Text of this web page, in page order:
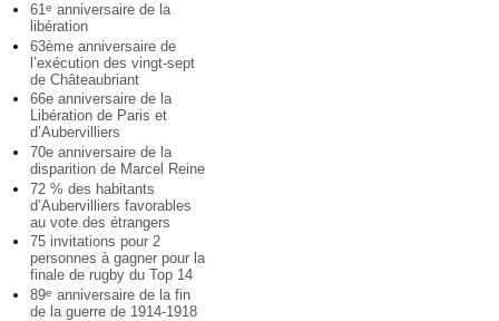
61e anniversaire de la
libération
63ème anniversaire de
l’exécution des vingt-sept
de Châteaubriant
66e anniversaire de la
Libération de Paris et
d’Aubervilliers
70e anniversaire de la
disparition de Marcel Reine
72 % des habitants
d’Aubervilliers favorables
au vote des étrangers
75 invitations pour 2
personnes à gagner pour la
finale de rugby du Top 14
89e anniversaire de la fin
de la guerre de 1914-1918